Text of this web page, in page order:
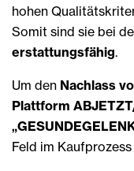
hohen
Somit sind sie bei
erstattungsfähig.
Um den Nachlass
Plattform
Feld im